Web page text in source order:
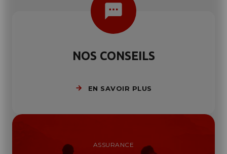
sms
NOS CONSEILS
EN SAVOIR PLUS
ASSURANCE